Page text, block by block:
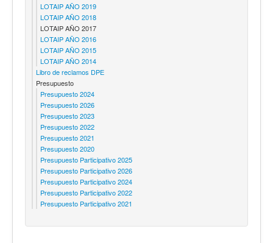
LOTAIP AÑO 2019
LOTAIP AÑO 2018
LOTAIP AÑO 2017
LOTAIP AÑO 2016
LOTAIP AÑO 2015
LOTAIP AÑO 2014
Libro de reclamos DPE
Presupuesto
Presupuesto 2024
Presupuesto 2026
Presupuesto 2023
Presupuesto 2022
Presupuesto 2021
Presupuesto 2020
Presupuesto Participativo 2025
Presupuesto Participativo 2026
Presupuesto Participativo 2024
Presupuesto Participativo 2022
Presupuesto Participativo 2021